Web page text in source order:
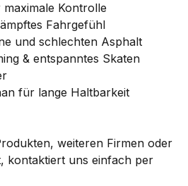
Kontrolle
Fahrgefühl
und schlechten Asphalt
& entspanntes Skaten
für lange Haltbarkeit
weiteren Firmen oder
kontaktiert uns einfach per